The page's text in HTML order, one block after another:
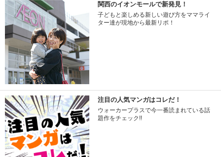
関西のイオンモールで新発見！
子どもと楽しめる新しい遊び方をママライ
ター達が現地から最新リポ！
注目の人気マンガはコレだ！
ウォーカープラスで今一番読まれている話
題作をチェック!!